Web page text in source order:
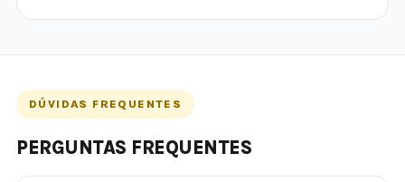
DÚVIDAS FREQUENTES
PERGUNTAS FREQUENTES